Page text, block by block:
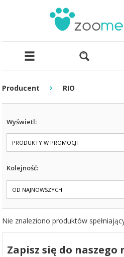
Producent › RIO
Wyświetl:
PRODUKTY W PROMOCJI
Kolejność:
OD NAJNOWSZYCH
Nie znaleziono produktów
Zapisz się do